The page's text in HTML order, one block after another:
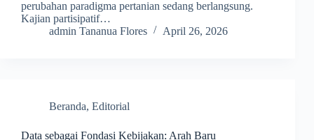
perubahan paradigma pertanian sedang berlangsung.
Kajian partisipatif…
admin Tananua Flores
April 26, 2026
Beranda, Editorial
Data sebagai Fondasi Kebijakan: Arah Baru